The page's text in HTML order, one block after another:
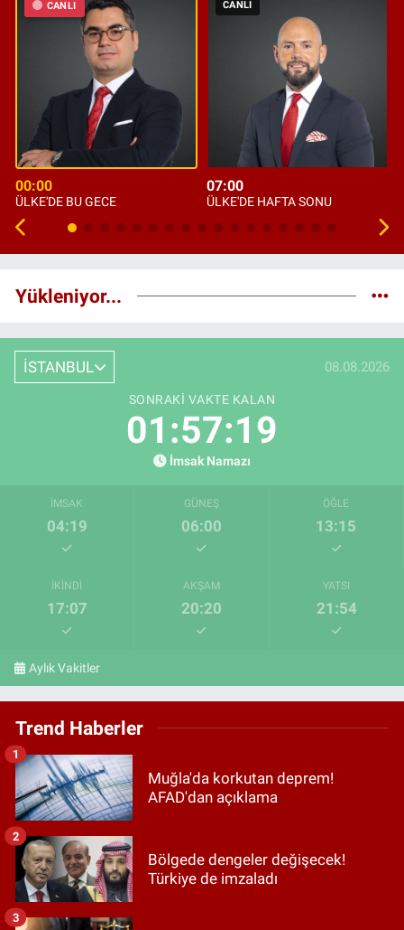
CANLI
00:00
ÜLKE'DE BU GECE
CANLI
07:00
ÜLKE'DE HAFTA SONU
Yükleniyor...
İSTANBUL 08.08.2026
SONRAKI VAKTE KALAN
01:57:18
İmsak Namazı
İMSAK
04:19
GÜNEŞ
06:00
ÖĞLE
13:15
İKINDI
17:07
AKŞAM
20:20
YATSI
21:54
Aylık Vakitler
Trend Haberler
Muğla'da korkutan deprem!
AFAD'dan açıklama
1
Bölgede dengeler değişecek!
Türkiye de imzaladı
2
3